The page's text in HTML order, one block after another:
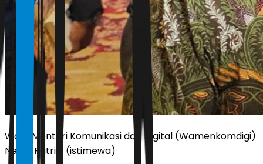
Wakil Menteri Komunikasi dan Digital (Wamenkomdigi)
Nezar Patria. (istimewa)